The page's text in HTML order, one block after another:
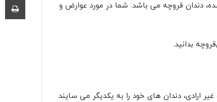
دندان قروچه می باشد. شما در مورد عوارض و
بدانید.
ارادی، دندان های خود را به یکدیگر می سایند